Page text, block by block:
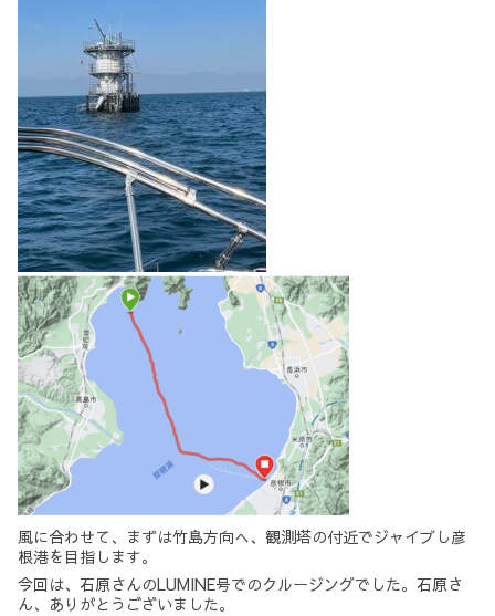
風に合わせて、まずは竹島方向へ、観測塔の付近でジャイブし彦
根港を目指します。
今回は、石原さんのLUMINE号でのクルージングでした。石原さ
ん、ありがとうございました。